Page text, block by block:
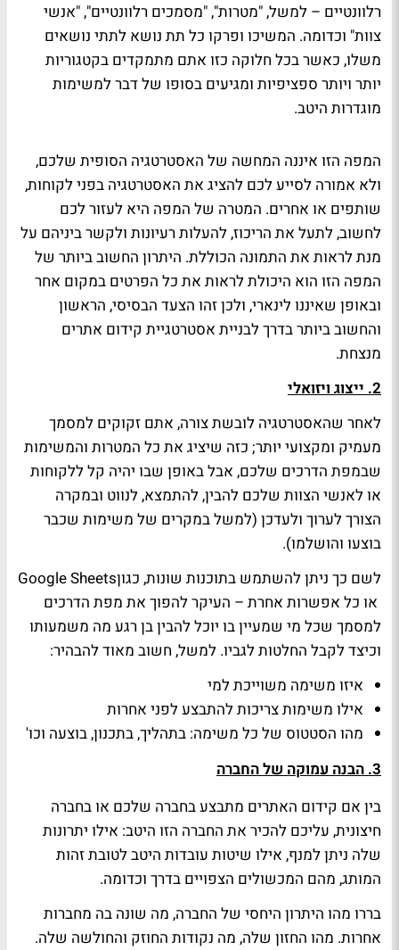
רלוונטיים – למשל, "מטרות", "מסמכים רלוונטיים", "אנשי
צוות" וכדומה. המשיכו ופרקו כל תת נושא לתתי נושאים
משלו, כאשר בכל חלוקה כזו אתם מתמקדים בקטגוריות
יותר ויותר ספציפיות ומגיעים בסופו של דבר למשימות
מוגדרות היטב.
המפה הזו איננה המחשה של האסטרטגיה הסופית שלכם,
ולא אמורה לסייע לכם להציג את האסטרטגיה בפני לקוחות,
שותפים או אחרים. המטרה של המפה היא לעזור לכם
לחשוב, לתעל את הריכוז, להעלות רעיונות ולקשר ביניהם על
מנת לראות את התמונה הכוללת. היתרון החשוב ביותר של
המפה הזו הוא היכולת לראות את כל הפרטים במקום אחר
ובאופן שאיננו לינארי, ולכן זהו הצעד הבסיסי, הראשון
והחשוב ביותר בדרך לבניית אסטרטגיית קידום אתרים
מנצחת.
2. ייצוג ויזואלי
לאחר שהאסטרטגיה לובשת צורה, אתם זקוקים למסמך
מעמיק ומקצועי יותר; כזה שיציג את כל המטרות והמשימות
שבמפת הדרכים שלכם, אבל באופן שבו יהיה קל ללקוחות
או לאנשי הצוות שלכם להבין, להתמצא, לנווט ובמקרה
הצורך לערוך ולעדכן (למשל במקרים של משימות שכבר
בוצעו והושלמו).
לשם כך ניתן להשתמש בתוכנות שונות, כגוןGoogle Sheets
או כל אפשרות אחרת – העיקר להפוך את מפת הדרכים
למסמך שכל מי שמעיין בו יוכל להבין בן רגע מה משמעותו
וכיצד לקבל החלטות לגביו. למשל, חשוב מאוד להבהיר:
איזו משימה משוייכת למי
אילו משימות צריכות להתבצע לפני אחרות
מהו הסטטוס של כל משימה: בתהליך, בתכנון, בוצעה וכו'
3. הבנה עמוקה של החברה
בין אם קידום האתרים מתבצע בחברה שלכם או בחברה
חיצונית, עליכם להכיר את החברה הזו היטב: אילו יתרונות
שלה ניתן למנף, אילו שיטות עובדות היטב לטובת זהות
המותג, מהם המכשולים הצפויים בדרך וכדומה.
בררו מהו היתרון היחסי של החברה, מה שונה בה מחברות
אחרות. מהו החזון שלה, מה נקודות החוזק והחולשה שלה.